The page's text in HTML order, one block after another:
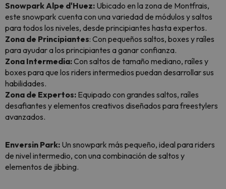
Snowpark Alpe d'Huez: Ubicado en la zona de Montfrais,
este snowpark cuenta con una variedad de módulos y saltos
para todos los niveles, desde principiantes hasta expertos.
Zona de Principiantes: Con pequeños saltos, boxes y raíles
para ayudar a los principiantes a ganar confianza.
Zona Intermedia:Con saltos de tamaño mediano, raíles y
boxes para que los riders intermedios puedan desarrollar sus
habilidades.
Zona de Expertos: Equipado con grandes saltos, raíles
desafiantes y elementos creativos diseñados para freestylers
avanzados.
Enversin Park: Un snowpark más pequeño, ideal para riders
de nivel intermedio, con una combinación de saltos y
elementos de jibbing.